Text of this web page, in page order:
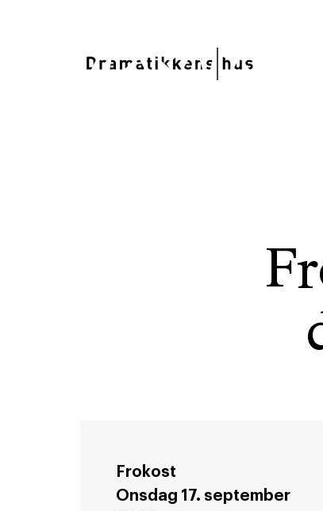
Frokost
Onsdag 17. september